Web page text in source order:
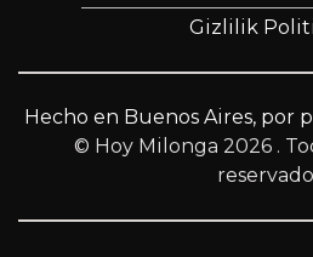
Gizlilik
Hecho en Buenos Aires, por
© Hoy Milonga 2026 .